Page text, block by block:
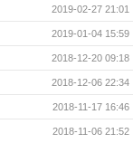
2019-02-27 21:01
2019-01-04 15:59
2018-12-20 09:18
2018-12-06 22:34
2018-11-17 16:46
2018-11-06 21:52